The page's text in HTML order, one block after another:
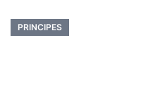
PRINCIPES